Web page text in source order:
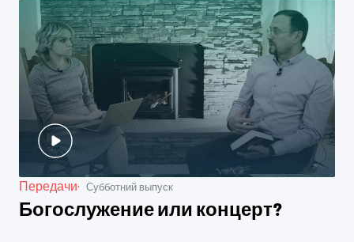
Передачи Субботний выпуск
Богослужение или концерт?